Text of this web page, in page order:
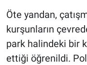
Öte yandan,
kurşunların
park halindeki bir
ettiği öğrenildi.